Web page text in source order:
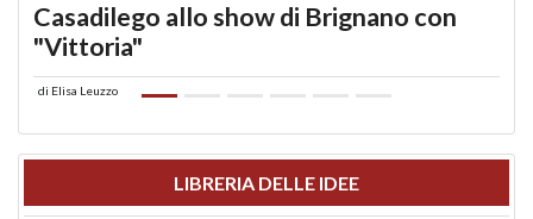
Casadilego allo show di Brignano con
"Vittoria"
di Elisa Leuzzo
LIBRERIA DELLE IDEE